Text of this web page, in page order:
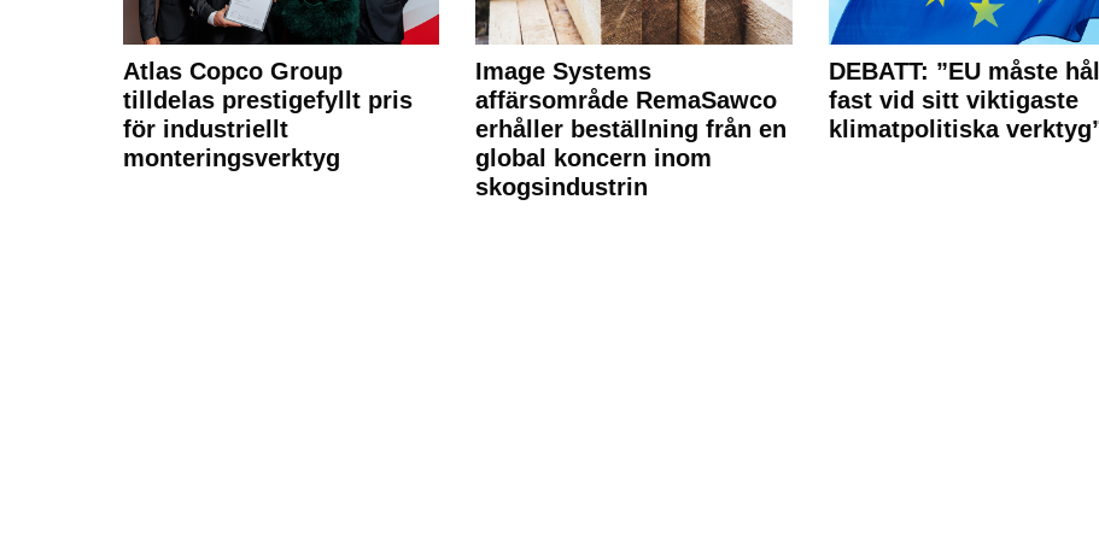
Atlas Copco Group
tilldelas prestigefyllt pris
för industriellt
monteringsverktyg
Image Systems
affärsområde RemaSawco
erhåller beställning från en
global koncern inom
skogsindustrin
DEBATT: ”EU måste
fast vid sitt viktigaste
klimatpolitiska